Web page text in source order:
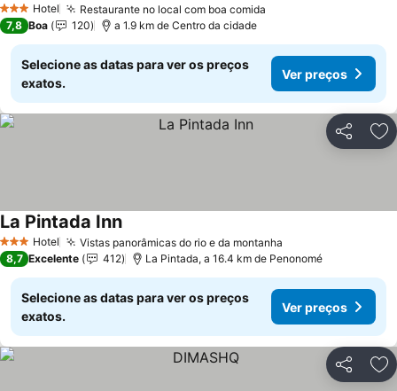
3 EstrelasHotel Restaurante no local com boa comida
7,8 Boa 120 a 1.9 km de Centro da cidade
Selecione as datas para ver os preços
exatos.
Ver preços
Partilhar
3 EstrelasHotel Vistas panorâmicas do rio e da montanha
La Pintada InnVer preços
8,7 Excelente 412 La Pintada, a 16.4 km de Penonomé
Selecione as datas para ver os preços
exatos.
Ver preços
Partilhar